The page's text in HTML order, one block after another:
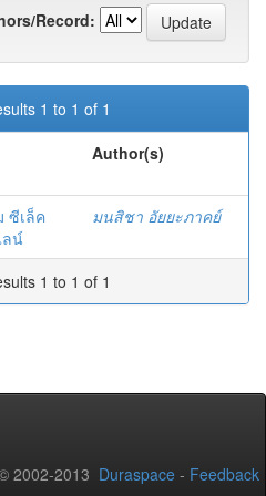
Record:
1 to 1 of 1
Author(s)
ซีเล็ค
ลน์
มนสิชา อัยยะภาคย์
1 to 1 of 1
2002-2013 Duraspace - Feedback